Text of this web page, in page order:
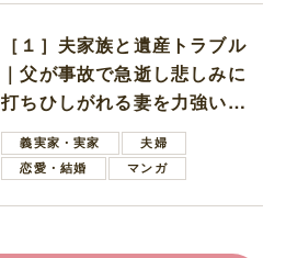
［１］夫家族と遺産トラブル
｜父が事故で急逝し悲しみに
打ちひしがれる妻を力強い言
葉で励ます夫
義実家・実家
夫婦
恋愛・結婚
マンガ